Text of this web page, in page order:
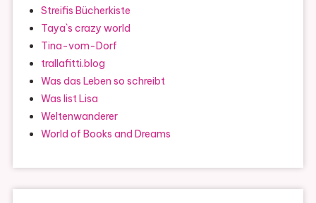
Streifis Bücherkiste
Taya`s crazy world
Tina-vom-Dorf
trallafitti.blog
Was das Leben so schreibt
Was list Lisa
Weltenwanderer
World of Books and Dreams